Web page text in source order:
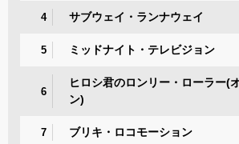
4 サブウェイ・ランナウェイ
5 ミッドナイト・テレビジョン
6
ヒロシ君のロンリー・ローラー(
ン)
7 ブリキ・ロコモーション